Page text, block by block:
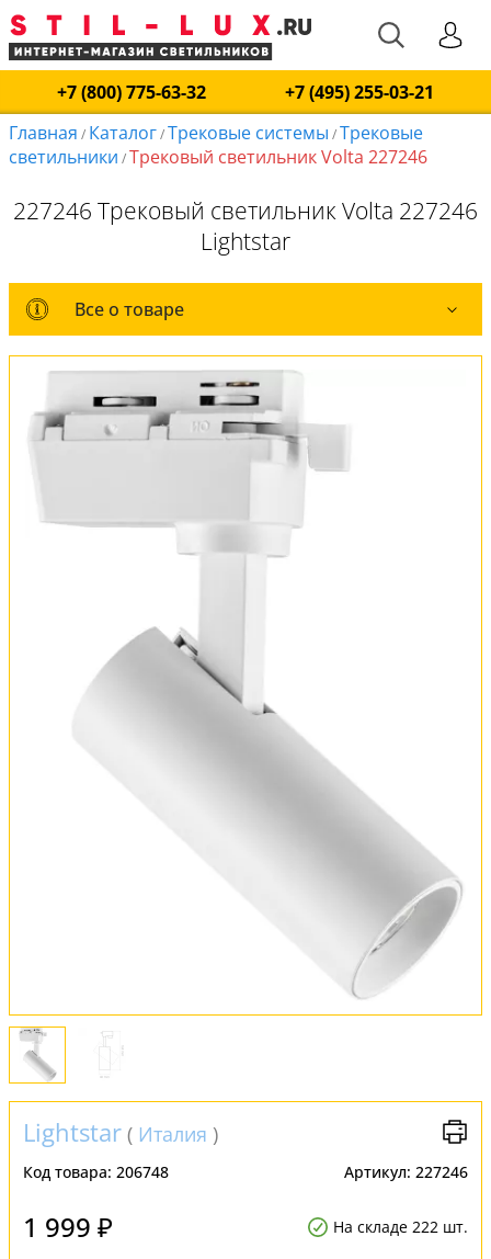
+7 (800) 775-63-32
+7 (495) 255-03-21
Главная / Каталог/Трековые системы /Трековые
светильники /Трековый светильник Volta 227246
227246 Трековый светильник Volta 227246
Lightstar
Все о товаре
Все о товаре
Комплект лампочек
Оплата и доставка
Установка
FAQ
Lightstar ( Италия )
Код товара: 206748 Артикул: 227246
1 999 ₽ На складе 222 шт.